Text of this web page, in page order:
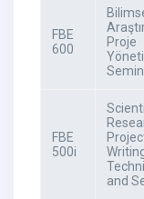
FBE
600
Proje
FBE
500i
and